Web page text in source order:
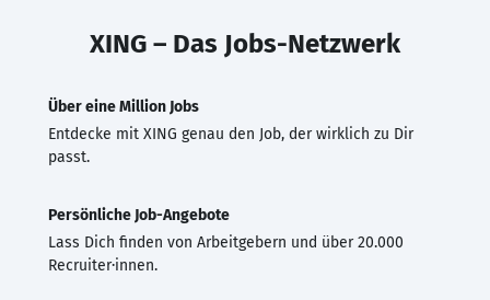
XING – Das Jobs-Netzwerk
Über eine Million Jobs
Entdecke mit XING genau den Job, der wirklich zu Dir
passt.
Persönliche Job-Angebote
Lass Dich finden von Arbeitgebern und über 20.000
Recruiter·innen.